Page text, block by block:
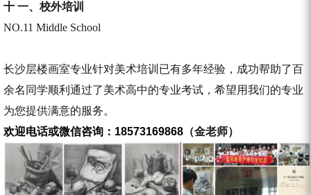
十 一、 校外培训
NO.11 Middle School
长沙层楼画室专业针对美术培训已有多年经验，成功帮助了百
余名同学顺利通过了美术高中的专业考试，希望用我们的专业
为您提供满意的服务。
欢迎电话或微信咨询：18573169868 （金老师）